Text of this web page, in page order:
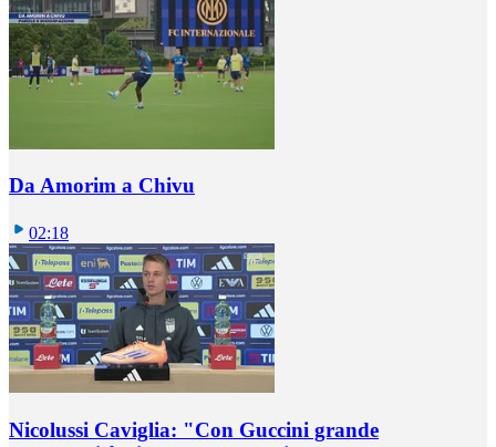
Da Amorim a Chivu
02:18
Nicolussi Caviglia: "Con Guccini grande